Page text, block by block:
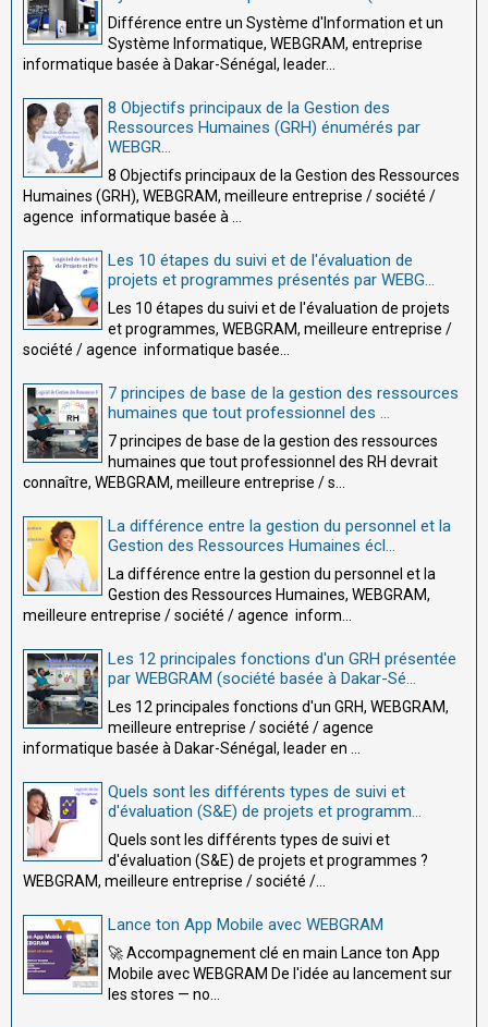
Différence entre un Système d'Information et un
Système Informatique, WEBGRAM, entreprise
informatique basée à Dakar-Sénégal, leader...
8 Objectifs principaux de la Gestion des
Ressources Humaines (GRH) énumérés par
WEBGR...
8 Objectifs principaux de la Gestion des Ressources
Humaines (GRH), WEBGRAM, meilleure entreprise / société /
agence informatique basée à ...
Les 10 étapes du suivi et de l'évaluation de
projets et programmes présentés par WEBG...
Les 10 étapes du suivi et de l'évaluation de projets
et programmes, WEBGRAM, meilleure entreprise /
société / agence informatique basée...
7 principes de base de la gestion des ressources
humaines que tout professionnel des ...
7 principes de base de la gestion des ressources
humaines que tout professionnel des RH devrait
connaître, WEBGRAM, meilleure entreprise / s...
La différence entre la gestion du personnel et la
Gestion des Ressources Humaines écl...
La différence entre la gestion du personnel et la
Gestion des Ressources Humaines, WEBGRAM,
meilleure entreprise / société / agence inform...
Les 12 principales fonctions d'un GRH présentée
par WEBGRAM (société basée à Dakar-Sé...
Les 12 principales fonctions d'un GRH, WEBGRAM,
meilleure entreprise / société / agence
informatique basée à Dakar-Sénégal, leader en ...
Quels sont les différents types de suivi et
d'évaluation (S&E) de projets et programm...
Quels sont les différents types de suivi et
d'évaluation (S&E) de projets et programmes ?
WEBGRAM, meilleure entreprise / société /...
Lance ton App Mobile avec WEBGRAM
🚀 Accompagnement clé en main Lance ton App
Mobile avec WEBGRAM De l'idée au lancement sur
les stores — no...